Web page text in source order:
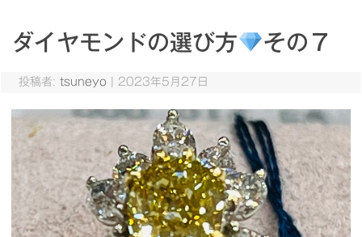
ダイヤモンドの選び方 その７
投稿者: tsuneyo 2023年5月27日